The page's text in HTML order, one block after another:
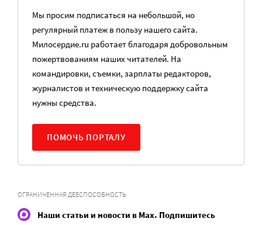
Мы просим подписаться на небольшой, но
регулярный платеж в пользу нашего сайта.
Милосердие.ru работает благодаря добровольным
пожертвованиям наших читателей. На
командировки, съемки, зарплаты редакторов,
журналистов и техническую поддержку сайта
нужны средства.
ПОМОЧЬ ПОРТАЛУ
ОГРАНИЧЕННАЯ ДЕЕСПОСОБНОСТЬ
Наши статьи и новости в Max. Подпишитесь